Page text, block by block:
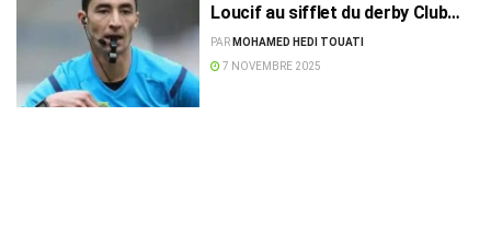
Loucif au sifflet du derby Club
Africain-Espérance de Tunis
PAR MOHAMED HEDI TOUATI
7 NOVEMBRE 2025